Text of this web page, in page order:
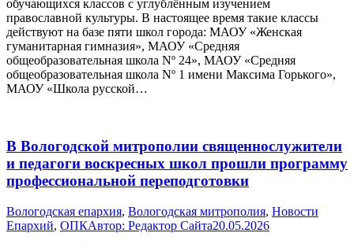
обучающихся классов с углублённым изучением
православной культуры. В настоящее время такие классы
действуют на базе пяти школ города: МАОУ «Женская
гуманитарная гимназия», МАОУ «Средняя
общеобразовательная школа Nº 24», МАОУ «Средняя
общеобразовательная школа Nº 1 имени Максима Горького»,
МАОУ «Школа русской…
В Вологодской митрополии священнослужители
и педагоги воскресных школ прошли программу
профессиональной переподготовки
Вологодская епархия, Вологодская митрополия, Новости
Епархий, ОПКАвтор: Редактор Сайта20.05.2026